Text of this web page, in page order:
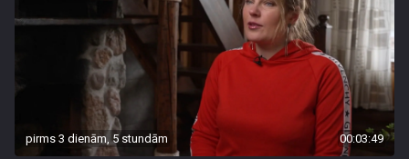
pirms 3 dienām, 5 stundām 00:03:49